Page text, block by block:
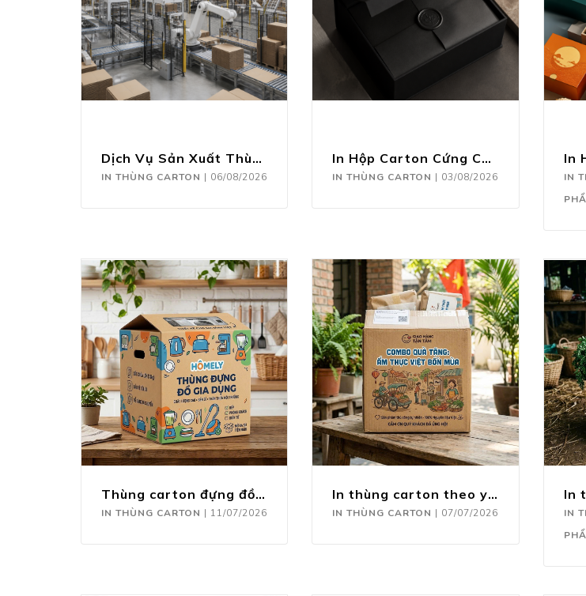
Dịch Vụ Sản Xuất Thùng Carton Theo Yêu Cầu
IN THÙNG CARTON | 06/08/2026
In Hộp Carton Cứng Cao Cấp
IN THÙNG CARTON | 03/08/2026
IN
Thùng carton đựng đồ gia dụng
IN THÙNG CARTON | 11/07/2026
In thùng carton theo yêu cầu
IN THÙNG CARTON | 07/07/2026
IN